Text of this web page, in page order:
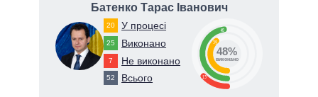
Батенко Тарас Іванович
20 У процесі
25 Виконано
7 Не виконано
52 Всього 13
48
39
48%
виконано